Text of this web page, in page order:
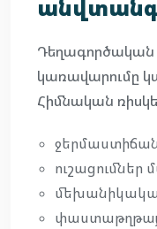
Դեղագործական
կառավարումը
Հիմնական